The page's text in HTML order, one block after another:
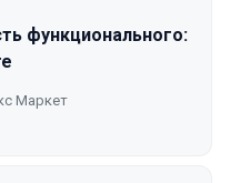
функционального:
Маркет